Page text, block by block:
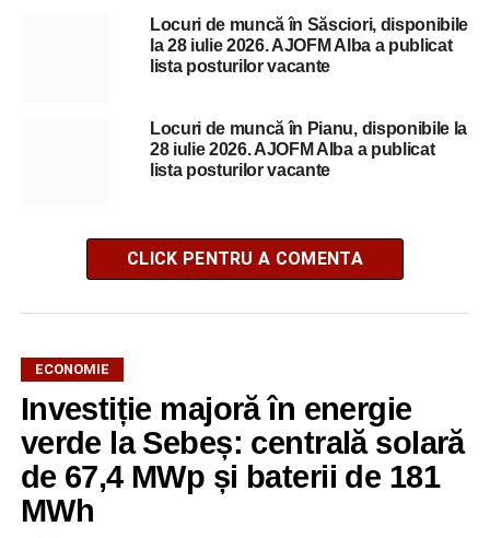
Locuri de muncă în Săsciori, disponibile
la 28 iulie 2026. AJOFM Alba a publicat
lista posturilor vacante
Locuri de muncă în Pianu, disponibile la
28 iulie 2026. AJOFM Alba a publicat
lista posturilor vacante
CLICK PENTRU A COMENTA
ECONOMIE
Investiție majoră în energie
verde la Sebeș: centrală solară
de 67,4 MWp și baterii de 181
MWh